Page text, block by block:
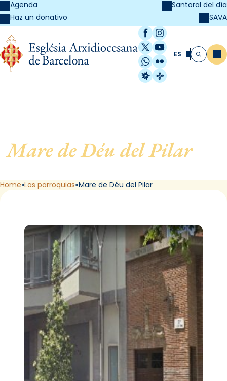
Agenda
Haz un donativo
Santoral del día
SAVA
Facebook
Instagram
X / Twitter
YouTube
WhatsApp
Flickr
Radio Estel
Catalunya
ES Buscar
Mare de Déu del Pilar, de
Home Las parroquias Mare de Déu del Pilar